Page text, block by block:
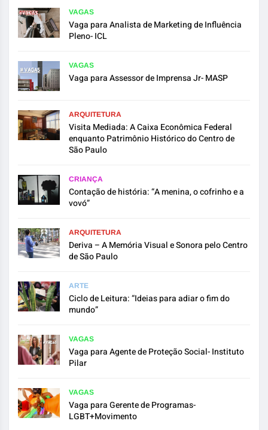
VAGAS
Vaga para Analista de Marketing de Influência
Pleno- ICL
VAGAS
Vaga para Assessor de Imprensa Jr- MASP
ARQUITETURA
Visita Mediada: A Caixa Econômica Federal
enquanto Patrimônio Histórico do Centro de
São Paulo
CRIANÇA
Contação de história: “A menina, o cofrinho e a
vovó”
ARQUITETURA
Deriva – A Memória Visual e Sonora pelo Centro
de São Paulo
ARTE
Ciclo de Leitura: “Ideias para adiar o fim do
mundo”
VAGAS
Vaga para Agente de Proteção Social- Instituto
Pilar
VAGAS
Vaga para Gerente de Programas-
LGBT+Movimento